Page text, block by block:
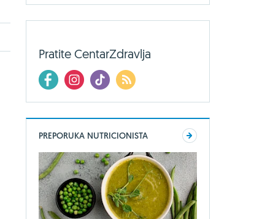
Pratite CentarZdravlja
PREPORUKA NUTRICIONISTA